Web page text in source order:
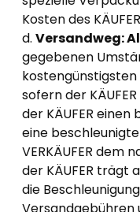
Kosten des
d. Versandweg:
gegebenen
sofern der
der KÄUFER
eine
VERKÄUFER dem
der KÄUFER trägt
die